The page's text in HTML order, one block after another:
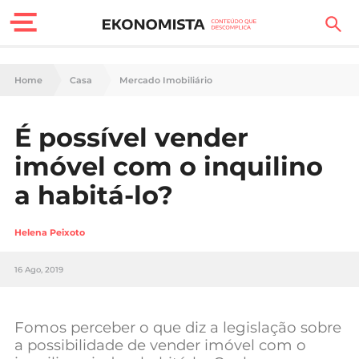
Finanças Pessoais
Carreira
Casa
Lifestyle
Sociedade
Negócios
Home Casa Mercado Imobiliário
É possível vender
imóvel com o inquilino
a habitá-lo?
Helena Peixoto
16 Ago, 2019
Fomos perceber o que diz a legislação sobre
a possibilidade de vender imóvel com o